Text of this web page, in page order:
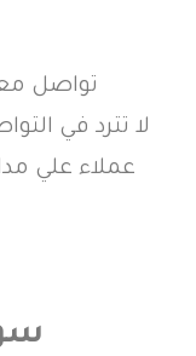
تواصل
لا تترد في